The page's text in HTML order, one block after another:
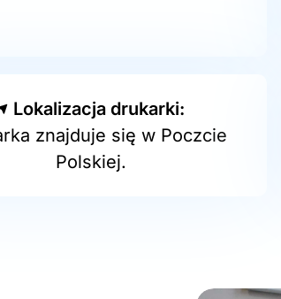
Lokalizacja drukarki:
znajduje się w Poczcie
Polskiej.